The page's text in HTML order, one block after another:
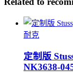
耐克
定制版
NK3638-